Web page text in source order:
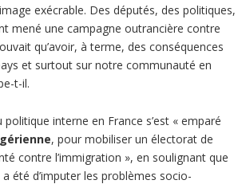
exécrable. Des députés, des politiques,
mené une campagne outrancière contre
qu’avoir, à terme, des conséquences
et surtout sur notre communauté en
t-il.
interne en France s’est « emparé
, pour mobiliser un électorat de
contre l’immigration », en soulignant que
été d’imputer les problèmes socio-